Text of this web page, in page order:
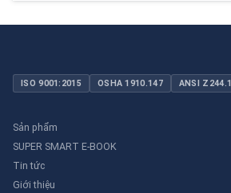
ISO 9001:2015 OSHA 1910.147 ANSI Z244.1
Sản phẩm
SUPER SMART E-BOOK
Tin tức
Giới thiệu